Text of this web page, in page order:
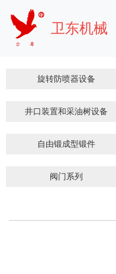
卫东机械
旋转防喷器设备
井口装置和采油树设备
自由锻成型锻件
阀门系列